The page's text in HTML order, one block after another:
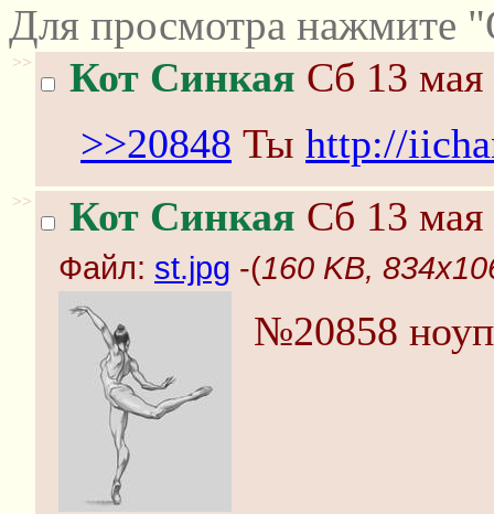
Для просмотра нажмите
>> Кот Синкая Сб 13 мая
>>20848 Ты http://
>> Кот Синкая Сб 13 мая
Файл: st.jpg -(160 KB,
№20858 ноуп